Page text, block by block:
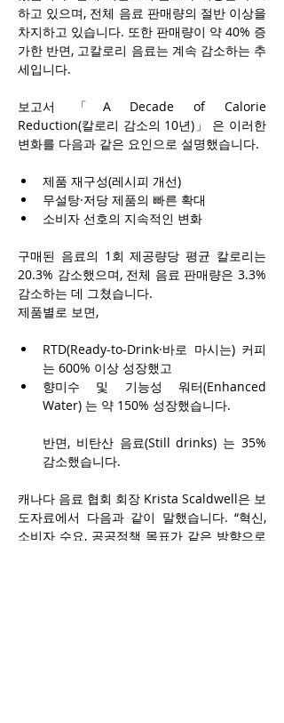
하고 있으며, 전체 음료 판매량의 절반 이상을
차지하고 있습니다. 또한 판매량이 약 40% 증
가한 반면, 고칼로리 음료는 계속 감소하는 추
세입니다.
보고서 「A Decade of Calorie
Reduction(칼로리 감소의 10년)」 은 이러한
변화를 다음과 같은 요인으로 설명했습니다.
제품 재구성(레시피 개선)
무설탕·저당 제품의 빠른 확대
소비자 선호의 지속적인 변화
구매된 음료의 1회 제공량당 평균 칼로리는
20.3% 감소했으며, 전체 음료 판매량은 3.3%
감소하는 데 그쳤습니다.
제품별로 보면,
RTD(Ready-to-Drink·바로 마시는) 커피
는 600% 이상 성장했고
향미수 및 기능성 워터(Enhanced
Water) 는 약 150% 성장했습니다.
반면, 비탄산 음료(Still drinks) 는 35%
감소했습니다.
캐나다 음료 협회 회장 Krista Scaldwell은 보
도자료에서 다음과 같이 말했습니다. “혁신,
소비자 수요, 공공정책 목표가 같은 방향으로